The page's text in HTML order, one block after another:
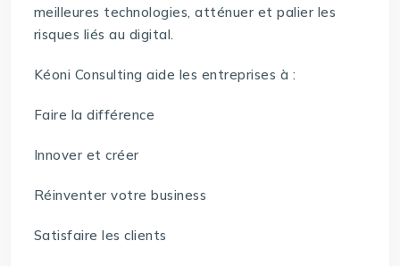
meilleures technologies, atténuer et palier les
risques liés au digital.
Kéoni Consulting aide les entreprises à :
Faire la différence
Innover et créer
Réinventer votre business
Satisfaire les clients